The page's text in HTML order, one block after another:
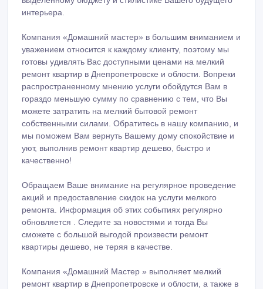
интерьера.
Компания «Домашний мастер» в большим вниманием и
уважением относится к каждому клиенту, поэтому мы
готовы удивлять Вас доступными ценами на мелкий
ремонт квартир в Днепропетровске и облости. Вопреки
распространенному мнению услуги обойдутся Вам в
гораздо меньшую сумму по сравнению с тем, что Вы
можете затратить на мелкий бытовой ремонт
собственными силами. Обратитесь в нашу компанию, и
мы поможем Вам вернуть Вашему дому спокойствие и
уют, выполнив ремонт квартир дешево, быстро и
качественно!
Обращаем Ваше внимание на регулярное проведение
акций и предоставление скидок на услуги мелкого
ремонта. Информация об этих событиях регулярно
обновляется . Следите за новостями и тогда Вы
сможете с большой выгодой произвести ремонт
квартиры дешево, не теряя в качестве.
Компания «Домашний Мастер » выполняет мелкий
ремонт квартир в Днепропетровске и облости, а также в